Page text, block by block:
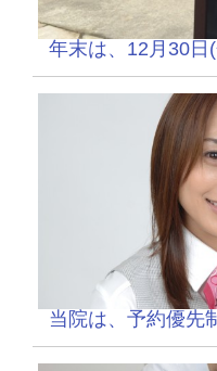
年末は、12月30日
当院は、予約優先